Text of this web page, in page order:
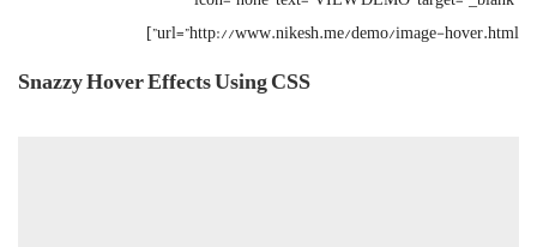
url=”http://www.nikesh.me/demo/image-hover.html”]
Snazzy Hover Effects Using CSS